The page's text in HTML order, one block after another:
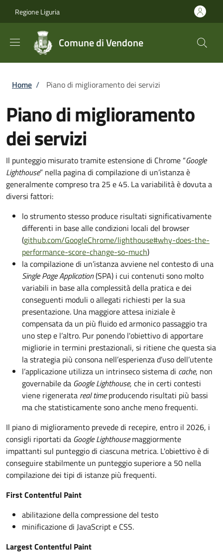
Regione Liguria
Comune di Vendone
Briciole di pane
Home / Piano di miglioramento dei servizi
Piano di miglioramento
dei servizi
Il punteggio misurato tramite estensione di Chrome “Google
Lighthouse” nella pagina di compilazione di un’istanza è
generalmente compreso tra 25 e 45. La variabilità è dovuta a
diversi fattori:
lo strumento stesso produce risultati significativamente
differenti in base alle condizioni locali del browser
(github.com/GoogleChrome/lighthouse#why-does-the-
performance-score-change-so-much)
la compilazione di un’istanza avviene nel contesto di una
Single Page Application(SPA) i cui contenuti sono molto
variabili in base alla complessità della pratica e dei
conseguenti moduli o allegati richiesti per la sua
presentazione. Una maggiore attesa iniziale è
compensata da un più fluido ed armonico passaggio tra
uno step e l’altro. Pur ponendo l'obiettivo di apportare
migliorie in termini prestazionali, si ritiene che questa sia
la strategia più consona nell’esperienza d’uso dell’utente
l’applicazione utilizza un intrinseco sistema di cache, non
governabile da Google Lighthouse, che in certi contesti
viene rigenerata real timeproducendo risultati più bassi
ma che statisticamente sono anche meno frequenti.
Il piano di miglioramento prevede di recepire, entro il 2026, i
consigli riportati da Google Lighthousemaggiormente
impattanti sul punteggio di ciascuna metrica. L'obiettivo è di
conseguire stabilmente un punteggio superiore a 50 nella
compilazione dei tipi di istanze più frequenti.
First Contentful Paint
abilitazione della compressione del testo
minificazione di JavaScript e CSS.
Largest Contentful Paint